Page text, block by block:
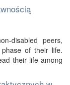
disabled peers,
of their life.
their life among